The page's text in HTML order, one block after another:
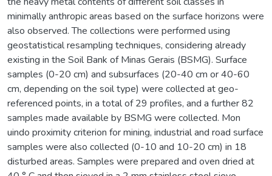
minimally anthropic areas based on the surface horizons were
also observed. The collections were performed using
geostatistical resampling techniques, considering already
existing in the Soil Bank of Minas Gerais (BSMG). Surface
samples (0-20 cm) and subsurfaces (20-40 cm or 40-60
cm, depending on the soil type) were collected at geo-
referenced points, in a total of 29 profiles, and a further 82
samples made available by BSMG were collected. Mon
uindo proximity criterion for mining, industrial and road surface
samples were also collected (0-10 and 10-20 cm) in 18
disturbed areas. Samples were prepared and oven dried at